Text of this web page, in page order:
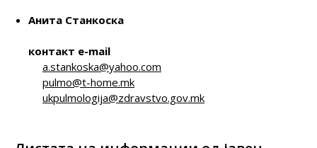
Анита Станкоска
контакт e-mail
a.stankoska@yahoo.com
pulmo@t-home.mk
ukpulmologija@zdravstvo.gov.mk